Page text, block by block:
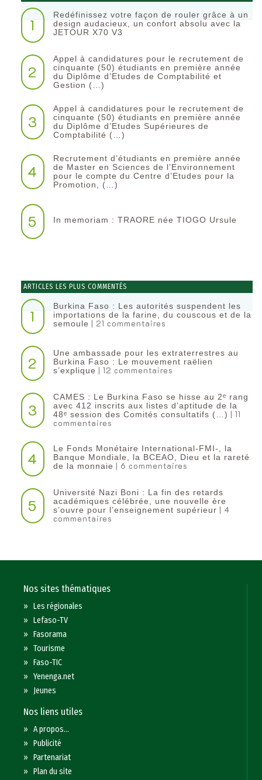
1
Redéfinissez votre façon de rouler grâce à un
design audacieux, un confort absolu avec la
JETOUR X70 V3
2
Appel à candidatures pour le recrutement de
cinquante (50) étudiants en première année
du Diplôme d’Etudes de Comptabilité et
Gestion (…)
3
Appel à candidatures pour le recrutement de
cinquante (50) étudiants en première année
du Diplôme d’Etudes Supérieures de
Comptabilité (…)
4
Recrutement d’étudiants en première année
de Master en Sciences de l’Environnement
pour le compte du Centre d’Etudes pour la
Promotion, (…)
5 In memoriam : TRAORE née TIOGO Ursule
ARTICLES LES PLUS COMMENTÉS
1
Burkina Faso : Les autorités suspendent les
importations de la farine, du couscous et de la
semoule | 21 commentaires
2
Une ambassade pour les extraterrestres au
Burkina Faso : Le mouvement raëlien
s’explique | 12 commentaires
3
CAMES : Le Burkina Faso se hisse au 2ᵉ rang
avec 412 inscrits aux listes d’aptitude de la
48ᵉ session des Comités consultatifs (…) | 11
commentaires
4
Le Fonds Monétaire International-FMI-, la
Banque Mondiale, la BCEAO, Dieu et la rareté
de la monnaie | 6 commentaires
5
Université Nazi Boni : La fin des retards
académiques célébrée, une nouvelle ère
s’ouvre pour l’enseignement supérieur | 4
commentaires
Nos sites thématiques
»Les régionales
»Lefaso-TV
»Fasorama
»Tourisme
»Faso-TIC
»Yenenga.net
» Jeunes
Nos liens utiles
»A propos...
»Publicité
»Partenariat
»Plan du site